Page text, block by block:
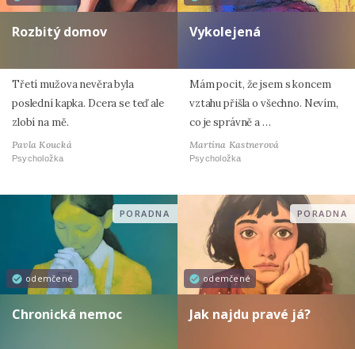
Rozbitý domov
Třetí mužova nevěra byla
poslední kapka. Dcera se teď ale
zlobí na mě.
Pavla Koucká
Psycholožka
Vykolejená
Mám pocit, že jsem s koncem
vztahu přišla o všechno. Nevím,
co je správně a …
Martina Kastnerová
Psycholožka
odemčené
PORADNA
Chronická nemoc
odemčené
PORADNA
Jak najdu pravé já?